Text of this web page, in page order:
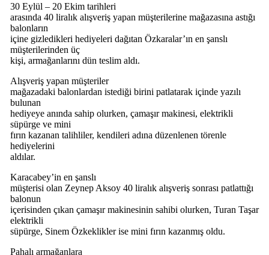
30 Eylül – 20 Ekim tarihleri
arasında 40 liralık alışveriş yapan müşterilerine mağazasına astığı
balonların
içine gizledikleri hediyeleri dağıtan Özkaralar’ın en şanslı
müşterilerinden üç
kişi, armağanlarını dün teslim aldı.
Alışveriş yapan müşteriler
mağazadaki balonlardan istediği birini patlatarak içinde yazılı
bulunan
hediyeye anında sahip olurken, çamaşır makinesi, elektrikli
süpürge ve mini
fırın kazanan talihliler, kendileri adına düzenlenen törenle
hediyelerini
aldılar.
Karacabey’in en şanslı
müşterisi olan Zeynep Aksoy 40 liralık alışveriş sonrası patlattığı
balonun
içerisinden çıkan çamaşır makinesinin sahibi olurken, Turan Taşar
elektrikli
süpürge, Sinem Özkeklikler ise mini fırın kazanmış oldu.
Pahalı armağanlara